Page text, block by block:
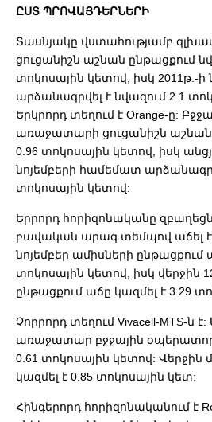
ԸՍՏ ՊՐՈՎԱՅԴԵՐՆԵՐԻ
Տասնյակը վստահությամբ
ցուցանիշն աշնան ընթացքում
տոկոսային կետով, իսկ 2011թ.-
արձանագրվել է նվազում 2.1
Երկրորդ տեղում է Orange-ը:
առաջատարի ցուցանիշն աշնան
0.96 տոկոսային կետով, իսկ
նոյեմբերի համեմատ
տոկոսային կետով:
Երրորդ հորիզոնականը
բավական արագ տեմպով աճել
նոյեմբեր ամիսների ընթացքում
տոկոսային կետով, իսկ վերջին
ընթացքում աճը կազմել է 3.29
Չորրորդ տեղում Vivacell-MTS-ն
առաջատար բջջային
0.61 տոկոսային կետով: Վերջին
կազմել է 0.85 տոկոսային կետ:
Հինգերորդ հորիզոնականում է